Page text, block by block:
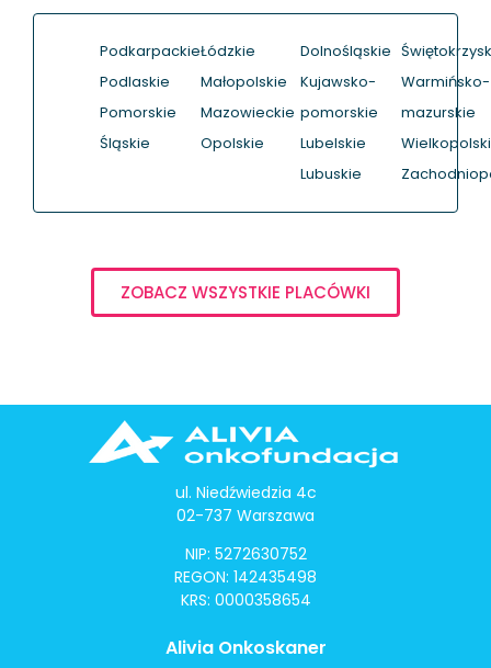
Podkarpackie
Podlaskie
Pomorskie
Śląskie
Łódzkie
Małopolskie
Mazowieckie
Opolskie
Dolnośląskie
Kujawsko-
pomorskie
Lubelskie
Lubuskie
Warmińsko-
mazurskie
ZOBACZ WSZYSTKIE PLACÓWKI
ul. Niedźwiedzia 4c
02-737 Warszawa
NIP: 5272630752
REGON: 142435498
KRS: 0000358654
Alivia Onkoskaner